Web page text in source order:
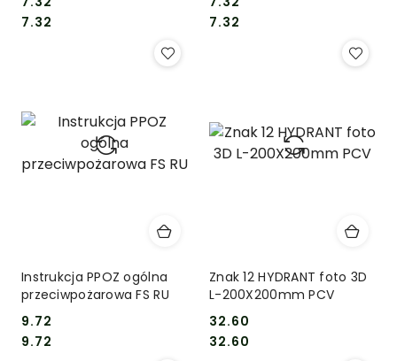
Cena:
Cena:
7.32 Cena:
Cena:
7.32
Instrukcja PPOZ ogólna
przeciwpożarowa FS RU
Cena:
9.72
Cena:
9.72
Znak 12 HYDRANT foto 3D
L-200X200mm PCV
Cena:
32.60
Cena:
32.60